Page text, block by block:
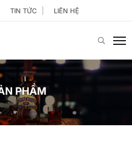
TIN TỨC LIÊN HỆ
PHẨM